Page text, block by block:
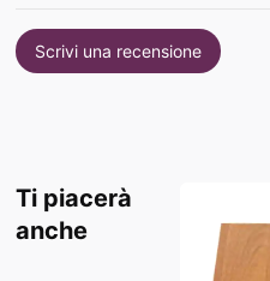
Scrivi una recensione
Ti piacerà
anche